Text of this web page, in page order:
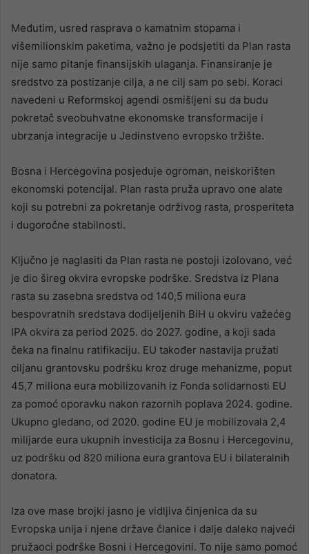
Međutim, usred rasprava o kamatnim stopama i
višemilionskim paketima, važno je podsjetiti da Plan rasta
nije samo pitanje finansijskih ulaganja. Finansiranje je
sredstvo za postizanje cilja, a ne cilj sam po sebi. Koraci
navedeni u Reformskoj agendi osmišljeni su da budu
pokretač sveobuhvatne ekonomske transformacije i
ubrzanja integracije u Jedinstveno evropsko tržište.
Bosna i Hercegovina posjeduje ogroman, neiskorišten
ekonomski potencijal. Plan rasta pruža upravo one alate
koji su potrebni za pokretanje održivog rasta, prosperiteta
i dugoročne stabilnosti.
Ključno je naglasiti da Plan rasta ne postoji izolovano, već
je dio šireg okvira evropske podrške. Sredstva iz Plana
rasta su zasebna sredstva od 140,5 miliona eura
bespovratnih sredstava dodijeljenih BiH u okviru važećeg
IPA okvira za period 2025. do 2027. godine, a koji sada
čeka na finalnu ratifikaciju. EU također nastavlja pružati
ciljanu grantovsku podršku kroz druge mehanizme, poput
45,7 miliona eura mobilizovanih iz Fonda solidarnosti EU
za pomoć oporavku nakon razornih poplava 2024. godine.
Ukupno gledano, od 2020. godine EU je mobilizovala 2,4
milijarde eura ukupnih investicija za Bosnu i Hercegovinu,
uz podršku od 820 miliona eura grantova EU i bilateralnih
donatora.
Iza ove mase brojki jasno je vidljiva činjenica da su
Evropska unija i njene države članice i dalje daleko najveći
pružaoci podrške Bosni i Hercegovini. To nije samo pomoć